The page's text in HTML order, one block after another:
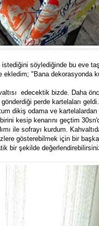
istediğini söylediğinde bu eve
"Bana dekorasyonda
edecektik bizde. Daha
perde kartelaları
dikiş odama ve
kesip kenarını geçtim
ile sofrayı kurdum.
gösterebilmek için bir
bir şekilde